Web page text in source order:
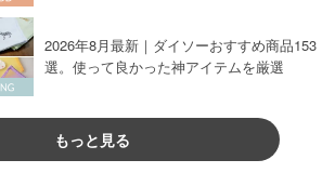
2026年8月最新｜ダイソーおすすめ商品153
選。使って良かった神アイテムを厳選
もっと見る